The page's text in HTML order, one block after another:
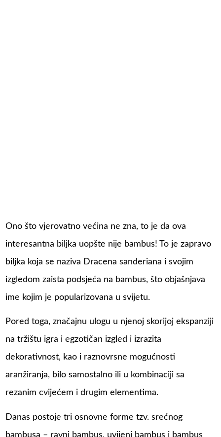
Ono što vjerovatno većina ne zna, to je da ova
interesantna biljka uopšte nije bambus! To je zapravo
biljka koja se naziva Dracena sanderiana i svojim
izgledom zaista podsjeća na bambus, što objašnjava
ime kojim je popularizovana u svijetu.
Pored toga, značajnu ulogu u njenoj skorijoj ekspanziji
na tržištu igra i egzotičan izgled i izrazita
dekorativnost, kao i raznovrsne mogućnosti
aranžiranja, bilo samostalno ili u kombinaciji sa
rezanim cvijećem i drugim elementima.
Danas postoje tri osnovne forme tzv. srećnog
bambusa – ravni bambus, uvijeni bambus i bambus